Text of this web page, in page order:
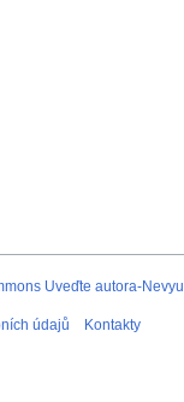
Uveďte autora-
údajů Kontakty